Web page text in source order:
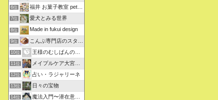
6位 福井 お菓子教室 petit sugarland
7位 愛犬とみる世界
8位 Made in fukui design
9位 こんぶ専門店のスタッフ日記
10位 王様のむしぱんのブログ
11位 メイプルケア大宮デイサービス
12位 占い・ラジャリーネ
13位 日々の宝物
14位 魔法入門〜潜在意識〜真を見抜く秘法〜